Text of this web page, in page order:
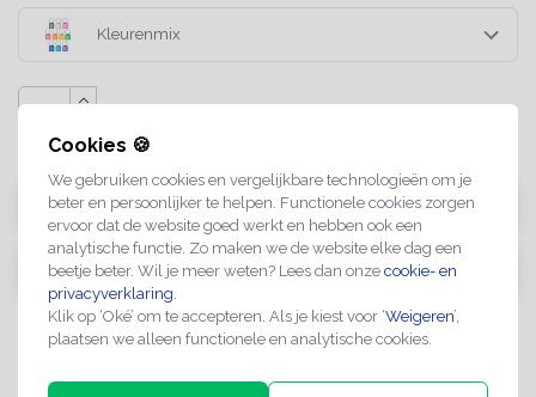
Cookies 🍪
We gebruiken cookies en vergelijkbare technologieën om je
beter en persoonlijker te helpen. Functionele cookies zorgen
ervoor dat de website goed werkt en hebben ook een
analytische functie. Zo maken we de website elke dag een
beetje beter. Wil je meer weten? Lees dan onze cookie- en
privacyverklaring
Klik op ‘Oké’ om te accepteren. Als je kiest voor ‘Weigeren’,
plaatsen we alleen functionele en analytische cookies.
Kleurenmix
TOEVOEGEN AAN WINKELWAGEN
Andere wensen? Vraag hier offerte aan
Artikelnummer:
R-00070A